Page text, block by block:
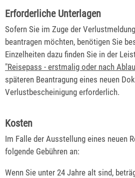
Erforderliche Unterlagen
Sofern Sie im Zuge der
beantragen möchten, benötigen Sie
Einzelheiten dazu finden Sie in der
"Reisepass - erstmalig oder nach
späteren Beantragung eines neuen
Verlustbescheinigung erforderlich.
Kosten
Im Falle der Ausstellung eines neuen
folgende Gebühren an:
Wenn Sie unter 24 Jahre alt sind,